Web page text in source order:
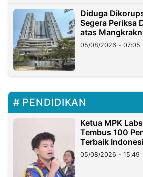
Diduga
Segera Periksa
atas
05/08/2026 - 07:05
PENDIDIKAN
Ketua MPK
Tembus 100
Terbaik
05/08/2026 - 15:49